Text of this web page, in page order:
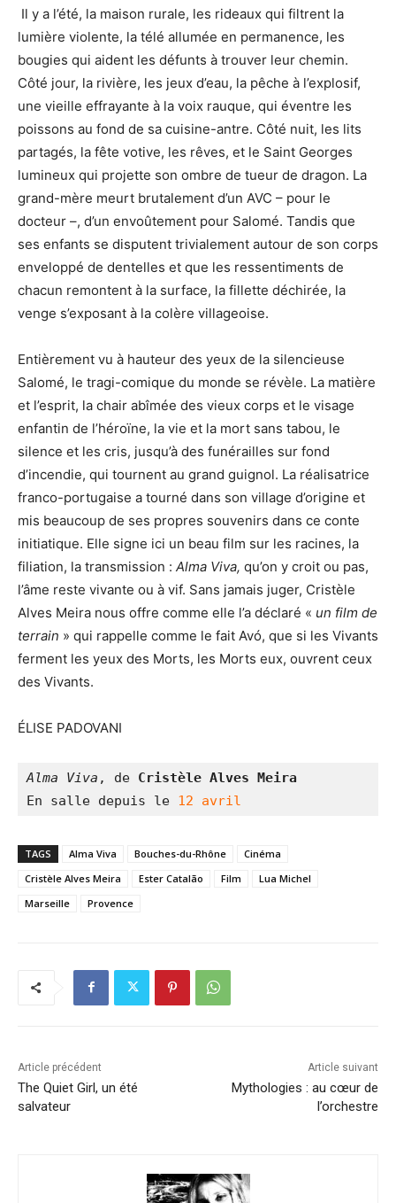
Il y a l’été, la maison rurale, les rideaux qui filtrent la
lumière violente, la télé allumée en permanence, les
bougies qui aident les défunts à trouver leur chemin.
Côté jour, la rivière, les jeux d’eau, la pêche à l’explosif,
une vieille effrayante à la voix rauque, qui éventre les
poissons au fond de sa cuisine-antre. Côté nuit, les lits
partagés, la fête votive, les rêves, et le Saint Georges
lumineux qui projette son ombre de tueur de dragon. La
grand-mère meurt brutalement d’un AVC – pour le
docteur –, d’un envoûtement pour Salomé. Tandis que
ses enfants se disputent trivialement autour de son corps
enveloppé de dentelles et que les ressentiments de
chacun remontent à la surface, la fillette déchirée, la
venge s’exposant à la colère villageoise.
Entièrement vu à hauteur des yeux de la silencieuse
Salomé, le tragi-comique du monde se révèle. La matière
et l’esprit, la chair abîmée des vieux corps et le visage
enfantin de l’héroïne, la vie et la mort sans tabou, le
silence et les cris, jusqu’à des funérailles sur fond
d’incendie, qui tournent au grand guignol. La réalisatrice
franco-portugaise a tourné dans son village d’origine et
mis beaucoup de ses propres souvenirs dans ce conte
initiatique. Elle signe ici un beau film sur les racines, la
filiation, la transmission : Alma Viva, qu’on y croit ou pas,
l’âme reste vivante ou à vif. Sans jamais juger, Cristèle
Alves Meira nous offre comme elle l’a déclaré « un film de
terrain » qui rappelle comme le fait Avó, que si les Vivants
ferment les yeux des Morts, les Morts eux, ouvrent ceux
des Vivants.
ÉLISE PADOVANI
Alma Viva , de Cristèle Alves Meira
En salle depuis le 12 avril
TAGS Alma Viva Bouches-du-Rhône
Cinéma
Cristèle Alves Meira
Ester Catalão Film
Lua Michel
Marseille
Provence
Article précédent
The Quiet Girl, un été
salvateur
Article suivant
Mythologies : au cœur de
l’orchestre